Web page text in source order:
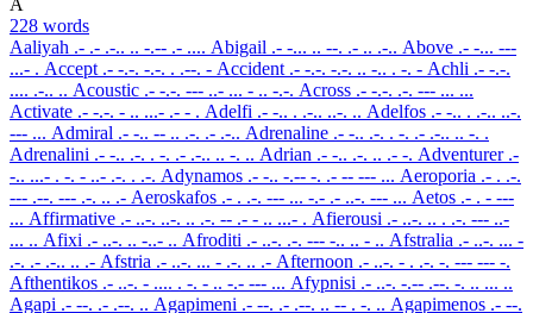
228 words
Aaliyah .- .- .-.. .. -.-- .- .... Abigail .- -... .. --. .- .. .-.. Above .- -... ---
...- . Accept .- -.-. -.-. . .--. - Accident .- -.-. -.-. .. -.. . -. - Achli .- -.-.
.... .-.. .. Acoustic .- -.-. --- ..- ... - .. -.-. Across .- -.-. .-. --- ... ...
Activate .- -.-. - .. ...- .- - . Adelfi .- -.. . .-.. ..-. .. Adelfos .- -.. . .-.. ..-.
--- ... Admiral .- -.. -- .. .-. .- .-.. Adrenaline .- -.. .-. . -. .- .-.. .. -. .
Adrenalini .- -.. .-. . -. .- .-.. .. -. .. Adrian .- -.. .-. .. .- -. Adventurer .-
-.. ...- . -. - ..- .-. . .-. Adynamos .- -.. -.-- -. .- -- --- ... Aeroporia .- . .-.
--- .--. --- .-. .. .- Aeroskafos .- . .-. --- ... -.- .- ..-. --- ... Aetos .- . - ---
... Affirmative .- ..-. ..-. .. .-. -- .- - .. ...- . Afierousi .- ..-. .. . .-. --- ..-
... .. Afixi .- ..-. .. -..- .. Afroditi .- ..-. .-. --- -.. .. - .. Afstralia .- ..-. ... -
.-. .- .-.. .. .- Afstria .- ..-. ... - .-. .. .- Afternoon .- ..-. - . .-. -. --- --- -.
Afthentikos .- ..-. - .... . -. - .. -.- --- ... Afypnisi .- ..-. -.-- .--. -. .. ... ..
Agapi .- --. .- .--. .. Agapimeni .- --. .- .--. .. -- . -. .. Agapimenos .- --.